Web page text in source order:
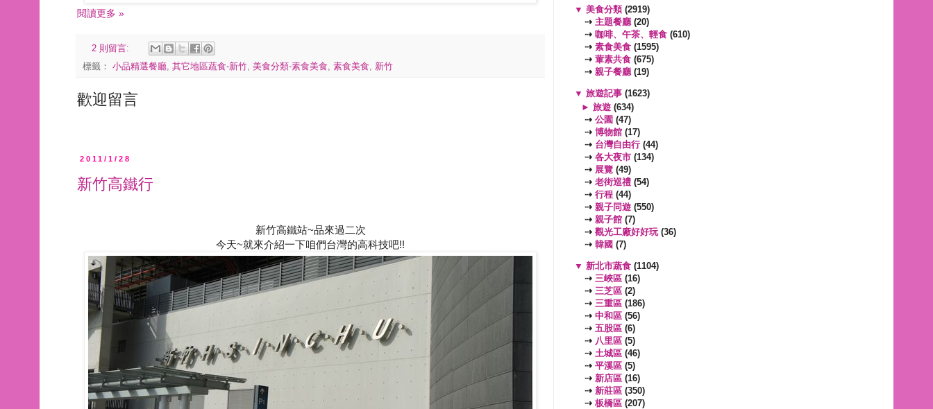
閱讀更多 »
2 則留言:
標籤： 小品精選餐廳, 其它地區蔬食-新竹, 美食分類-素食美食, 素食美食, 新竹
歡迎留言
2011/1/28
新竹高鐵行
新竹高鐵站~品來過二次
今天~就來介紹一下咱們台灣的高科技吧!!
▼ 美食分類 (2919)
⇢ 主題餐廳 (20)
⇢ 咖啡、午茶、輕食 (610)
⇢ 素食美食 (1595)
⇢ 葷素共食 (675)
⇢ 親子餐廳 (19)
▼ 旅遊記事 (1623)
► 旅遊 (634)
⇢ 公園 (47)
⇢ 博物館 (17)
⇢ 台灣自由行 (44)
⇢ 各大夜市 (134)
⇢ 展覽 (49)
⇢ 老街巡禮 (54)
⇢ 行程 (44)
⇢ 親子同遊 (550)
⇢ 親子館 (7)
⇢ 觀光工廠好好玩(36)
⇢ 韓國 (7)
▼ 新北市蔬食 (1104)
⇢ 三峽區 (16)
⇢ 三芝區 (2)
⇢ 三重區 (186)
⇢ 中和區 (56)
⇢ 五股區 (6)
⇢ 八里區 (5)
⇢ 土城區 (46)
⇢ 平溪區 (5)
⇢ 新店區 (16)
⇢ 新莊區 (350)
⇢ 板橋區 (207)